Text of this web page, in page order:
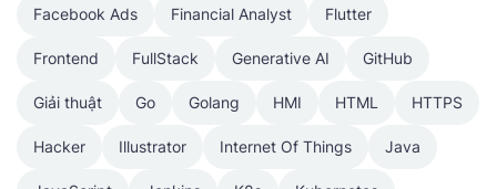
Facebook Ads Financial Analyst Flutter
Frontend FullStack Generative AI GitHub
Giải thuật Go Golang HMI HTML HTTPS
Hacker Illustrator Internet Of Things Java